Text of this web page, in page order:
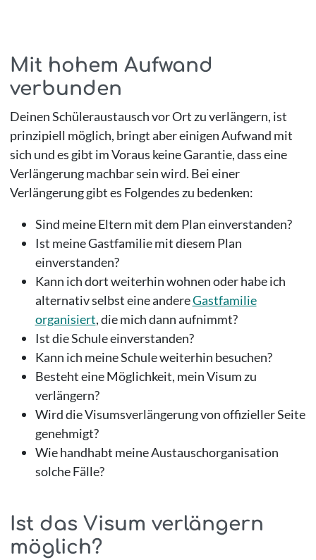
Mit hohem Aufwand
verbunden
Deinen Schüleraustausch vor Ort zu verlängern, ist
prinzipiell möglich, bringt aber einigen Aufwand mit
sich und es gibt im Voraus keine Garantie, dass eine
Verlängerung machbar sein wird. Bei einer
Verlängerung gibt es Folgendes zu bedenken:
Sind meine Eltern mit dem Plan einverstanden?
Ist meine Gastfamilie mit diesem Plan
einverstanden?
Kann ich dort weiterhin wohnen oder habe ich
alternativ selbst eine andereGastfamilie
organisiert, die mich dann aufnimmt?
Ist die Schule einverstanden?
Kann ich meine Schule weiterhin besuchen?
Besteht eine Möglichkeit, mein Visum zu
verlängern?
Wird die Visumsverlängerung von offizieller Seite
genehmigt?
Wie handhabt meine Austauschorganisation
solche Fälle?
Ist das Visum verlängern
möglich?